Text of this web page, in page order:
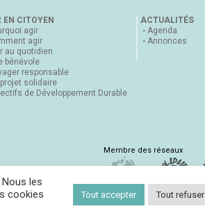
EN CITOYEN
agir
agir
au quotidien
bénévole
responsable
solidaire
de Développement Durable
ACTUALITÉS
Agenda
Annonces
Membre des réseaux
les
cookies
Tout accepter Tout refuser